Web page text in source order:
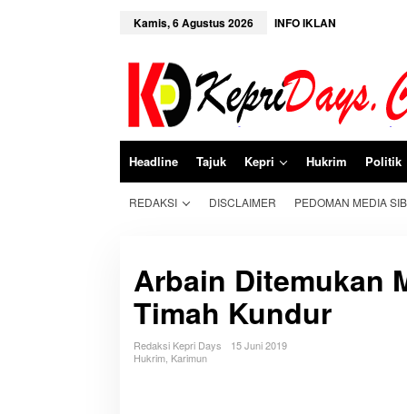
Kamis, 6 Agustus 2026 INFO IKLAN
Headline Tajuk Kepri Hukrim Politik
REDAKSI DISCLAIMER PEDOMAN MEDIA
Arbain Ditemukan
Timah Kundur
Redaksi Kepri Days
15 Juni 2019
Hukrim Karimun